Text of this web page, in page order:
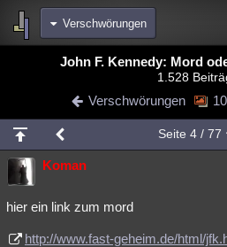
Verschwörungen
Blogs
Chat Wiki Neuigkeiten
meine Rubriken
Menschen
Spiritualität Verschwörungen
Natur Umfragen Unterhaltung
John F. Kennedy: Mord
1.528
Verschwörungen
Seite 4/ 77
Koman
hier ein link zum mord
http://www.fast-geheim.de/html/